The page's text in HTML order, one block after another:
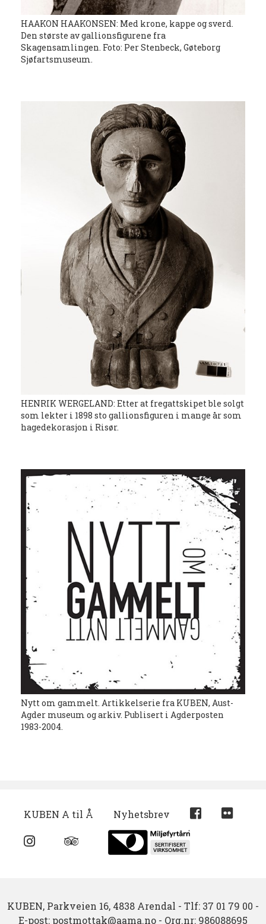
HAAKON HAAKONSEN: Med krone, kappe og sverd.
Den største av gallionsfigurene fra
Skagensamlingen. Foto: Per Stenbeck, Gøteborg
Sjøfartsmuseum.
HENRIK WERGELAND: Etter at fregattskipet ble solgt
som lekter i 1898 sto gallionsfiguren i mange år som
hagedekorasjon i Risør.
Nytt om gammelt. Artikkelserie fra KUBEN, Aust-
Agder museum og arkiv. Publisert i Agderposten
1983-2004.
KUBEN A til Å Nyhetsbrev
KUBEN, Parkveien 16, 4838 Arendal - Tlf: 37 01 79 00 -
E-post: postmottak@aama.no - Org.nr: 986088695